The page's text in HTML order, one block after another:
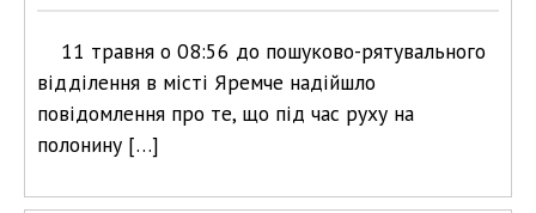
11 травня о 08:56 до пошуково-рятувального
відділення в місті Яремче надійшло
повідомлення про те, що під час руху на
полонину […]